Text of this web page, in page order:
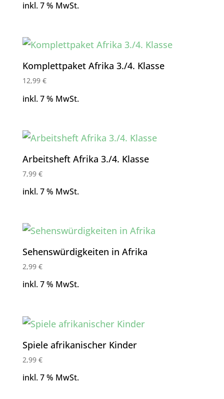
inkl. 7 % MwSt.
Komplettpaket Afrika 3./4. Klasse
12,99 €
inkl. 7 % MwSt.
Arbeitsheft Afrika 3./4. Klasse
7,99 €
inkl. 7 % MwSt.
Sehenswürdigkeiten in Afrika
2,99 €
inkl. 7 % MwSt.
Spiele afrikanischer Kinder
2,99 €
inkl. 7 % MwSt.